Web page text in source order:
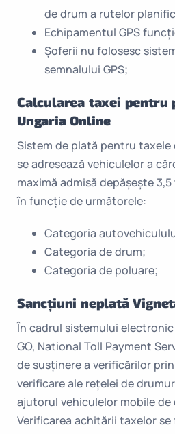
de drum a rutelor
Echipamentul GPS
Șoferii nu folosesc
semnalului GPS;
Calcularea taxei pentru
Ungaria Online
Sistem de plată pentru taxele
se adresează vehiculelor a
maximă admisă depășește
în funcție de următorele:
Categoria
Categoria de drum;
Categoria de poluare;
Sancțiuni neplată
În cadrul sistemului
GO, National Toll Payment
de susținere a verificărilor
verificare ale rețelei de
ajutorul vehiculelor mobile de
Verificarea achitării taxelor